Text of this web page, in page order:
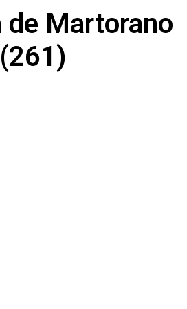
de Martorano
(261)